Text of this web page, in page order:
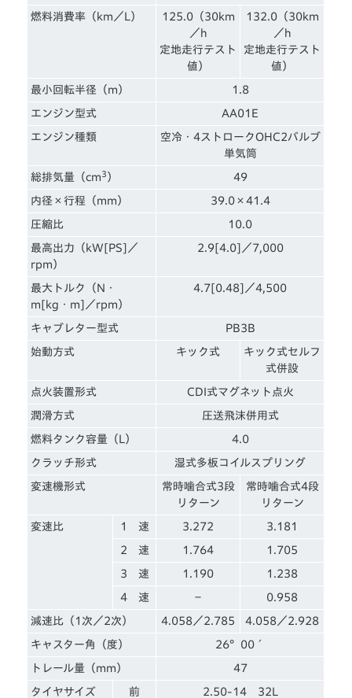
燃料消費率（km／L）
125.0（30km
／h
定地走行テスト
値）
132.0（30km
／h
定地走行テスト
値）
最小回転半径（m） 1.8
エンジン型式 AA01E
エンジン種類
空冷・4ストロークOHC2バルブ
単気筒
総排気量（cm 3 ） 49
内径×行程（mm） 39.0×41.4
圧縮比 10.0
最高出力（kW[PS]／
rpm）
2.9[4.0]／7,000
最大トルク（N・
m[kg・m]／rpm）
4.7[0.48]／4,500
キャブレター型式 PB3B
始動方式 キック式
キック式セルフ
式併設
点火装置形式 CDI式マグネット点火
潤滑方式 圧送飛沫併用式
燃料タンク容量（L） 4.0
クラッチ形式 湿式多板コイルスプリング
変速機形式
常時噛合式3段
リターン
常時噛合式4段
リターン
変速比 1 速 3.272 3.181
2 速 1.764 1.705
3 速 1.190 1.238
4 速 － 0.958
減速比（1次／2次） 4.058／2.785 4.058／2.928
キャスター角（度） 26°00´
トレール量（mm） 47
タイヤサイズ 前 2.50-14 32L